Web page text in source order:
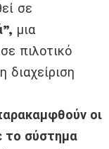
σε
μια
πιλοτικό
διαχείριση
οι
το σύστημα